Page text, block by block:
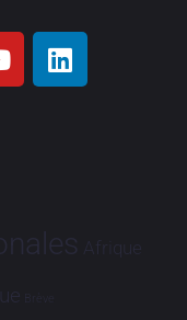
Afrique
Brève